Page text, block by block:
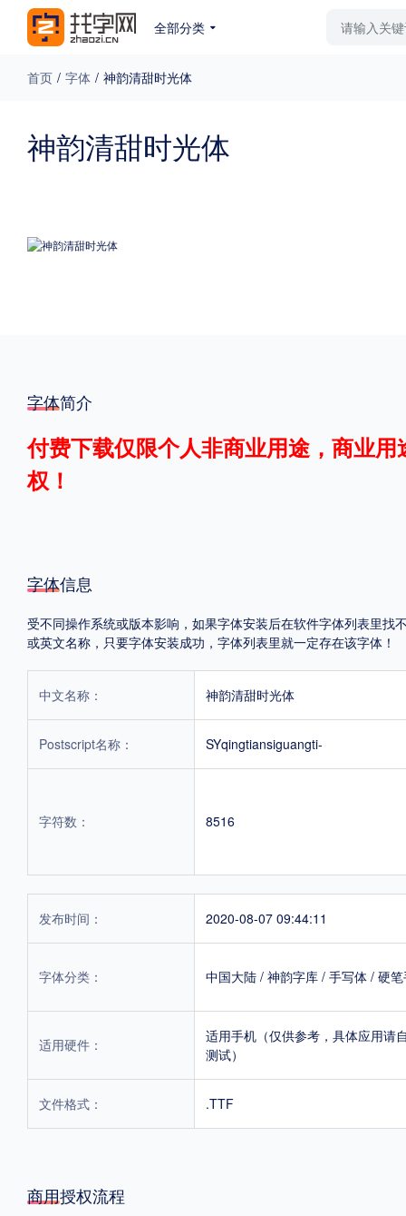
全部分类
免费下载 收费下载 更多
格式
.TTF
中国大陆
POP字体下载 字库打包下载 海报素材下载
字体新闻 字体文章 字体程序 字体人物
首页 / 字体 / 神韵清甜时光体
神韵清甜时光体
字体简介
付费下载仅限个人非商业用途，商业
权！
字体信息
受不同操作系统或版本影响，如果字体安装后在软件字体列表里
或英文名称，只要字体安装成功，字体列表里就一定存在该字体！
中文名称： 神韵清甜时光体
Postscript名称： SYqingtiansiguangti-
字符数： 8516
发布时间： 2020-08-07 09:44:11
字体分类： 中国大陆 / 神韵字库 / 手写体 / 硬
适用硬件：
适用手机（仅供参考，具体应用请
测试）
文件格式： .TTF
商用授权流程